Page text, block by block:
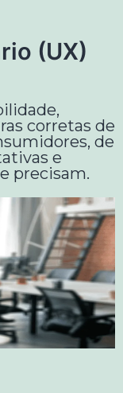
(UX)
corretas de
de
e
precisam.